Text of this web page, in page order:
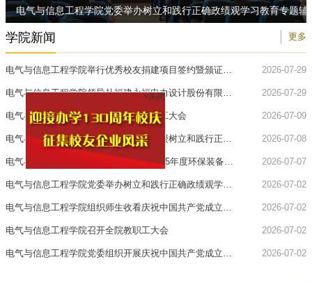
电气与信息工程学院党委举办树立和践行正确政绩观学习教育专题辅
学院新闻 更多
电气与信息工程学院举行优秀校友捐建项目签约暨颁证仪
式
2026-07-29
电气与信息工程学院领导赴福建永福电力设计股份有限公
司开展访企...
2026-07-29
电气与信息工程学院召开期末全体教职工大会 2026-07-09
电气与信息工程学院领导为学院师生讲授树立和践行正确
政绩观学习...
2026-07-08
电气与信息工程学院蔡信健老师荣获2025年度环保装备技
术创新奖一...
2026-07-07
电气与信息工程学院党委举办树立和践行正确政绩观学习
教育专题辅...
2026-07-02
电气与信息工程学院组织师生收看庆祝中国共产党成立
105周年大会...
2026-07-02
电气与信息工程学院召开全院教职工大会 2026-07-02
电气与信息工程学院党委组织开展庆祝中国共产党成立 2026-07-02
×关闭